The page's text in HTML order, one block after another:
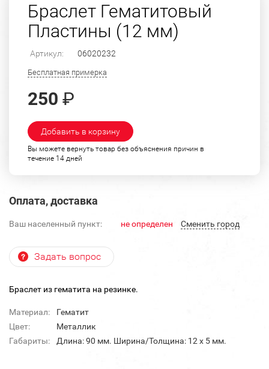
Браслет Гематитовый
Пластины (12 мм)
Артикул: 06020232
Бесплатная примерка
250 ₽
Добавить в корзину
Вы можете вернуть товар без объяснения причин в
течение 14 дней
Оплата, доставка
Ваш населенный пункт: не определен Cменить город
Задать вопрос
Браслет из гематита на резинке.
Материал:
Гематит
Цвет:
Металлик
Габариты:
Длина: 90 мм. Ширина/Толщина: 12 х 5 мм.